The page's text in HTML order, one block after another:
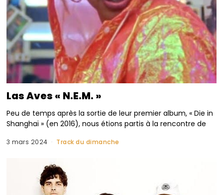
Las Aves « N.E.M. »
Peu de temps après la sortie de leur premier album, « Die in
Shanghaï » (en 2016), nous étions partis à la rencontre de
3 mars 2024 Track du dimanche